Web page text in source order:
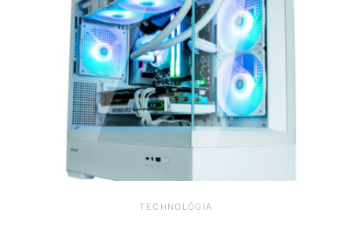
TECHNOLÓGIA